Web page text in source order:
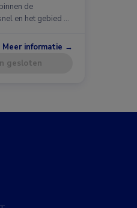
de
en het gebied …
Meer informatie →
gesloten